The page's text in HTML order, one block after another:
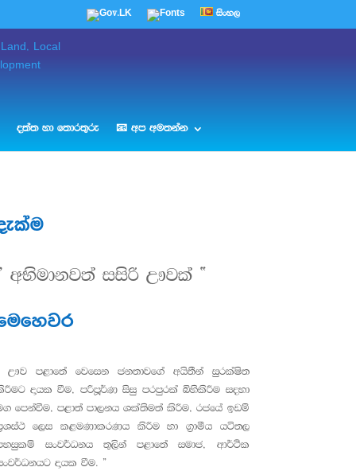
සිංහල
දත්ත හා තොරතුරු 📧 අප අමතන්න
අභිමානවත් සසිරි ඌවක් “
ඌව පළාතේ වෙසෙන ජනතාවගේ අයිතීන් සුරක්ෂිත
දායක වීම, පරිපූර්ණ සිසු පරපුරක් බිහිකිරීම සදහා
පෙන්වීම, පළාත් පාලනය ශක්තිමත් කිරීම, රජයේ ඉඩම්
ලෙස කළමණාකරණය කිරීම හා ග්‍රාමීය යටිතල
සංවර්ධනය තුලින් පළාතේ සමාජ, ආර්ථික
දායක වීම. ”